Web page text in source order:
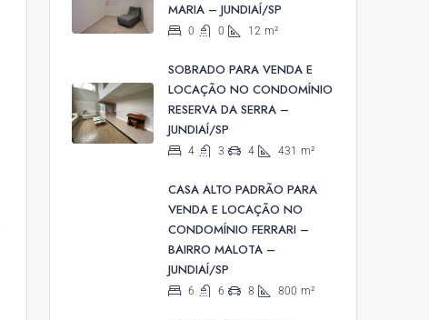
MARIA – JUNDIAÍ/SP
0 0 12 m²
SOBRADO PARA VENDA E
LOCAÇÃO NO CONDOMÍNIO
RESERVA DA SERRA –
JUNDIAÍ/SP
4 3 4 431 m²
CASA ALTO PADRÃO PARA
VENDA E LOCAÇÃO NO
CONDOMÍNIO FERRARI –
BAIRRO MALOTA –
JUNDIAÍ/SP
6 6 8 800 m²